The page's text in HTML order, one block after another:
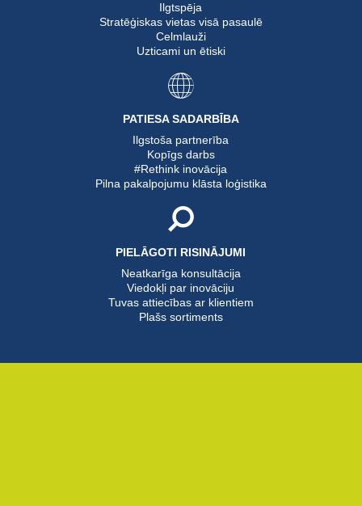
Ilgtspēja
Stratēģiskas vietas visā pasaulē
Celmlauži
Uzticami un ētiski
PATIESA SADARBĪBA
Ilgstoša partnerība
Kopīgs darbs
#Rethink inovācija
Pilna pakalpojumu klāsta loģistika
PIELĀGOTI RISINĀJUMI
Neatkarīga konsultācija
Viedokļi par inovāciju
Tuvas attiecības ar klientiem
Plašs sortiments